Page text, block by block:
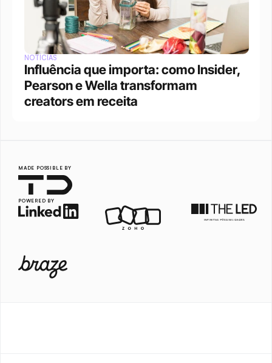
NOTÍCIAS
Influência que importa: como Insider,
Pearson e Wella transformam
creators em receita
MADE POSSIBLE BY
POWERED BY